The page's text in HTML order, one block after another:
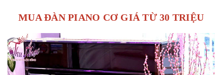
MUA ĐÀN PIANO CƠ GIÁ TỪ 30 TRIỆU